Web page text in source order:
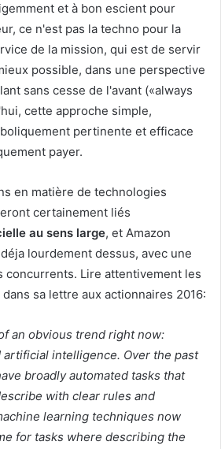
et à bon escient pour
ce n'est pas la techno pour la
de la mission, qui est de servir
possible, dans une perspective
sans cesse de l'avant («always
cette approche simple,
pertinente et efficace
payer.
en matière de technologies
certainement liés
au sens large, et Amazon
lourdement dessus, avec une
concurrents. Lire attentivement les
sa lettre aux actionnaires 2016:
an obvious trend right now:
artificial intelligence. Over the past
broadly automated tasks that
with clear rules and
learning techniques now
for tasks where describing the